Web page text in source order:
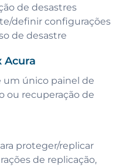
de desastres
definir configurações
de desastre
Acura
um único painel de
ou recuperação de
proteger/replicar
de replicação,